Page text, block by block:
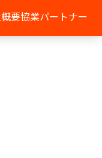
要協業パートナー